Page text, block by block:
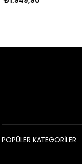
POPÜLER KATEGORİLER